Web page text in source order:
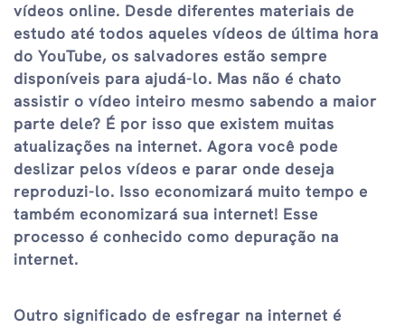
vídeos online. Desde diferentes materiais de
estudo até todos aqueles vídeos de última hora
do YouTube, os salvadores estão sempre
disponíveis para ajudá-lo. Mas não é chato
assistir o vídeo inteiro mesmo sabendo a maior
parte dele? É por isso que existem muitas
atualizações na internet. Agora você pode
deslizar pelos vídeos e parar onde deseja
reproduzi-lo. Isso economizará muito tempo e
também economizará sua internet! Esse
processo é conhecido como depuração na
internet.
Outro significado de esfregar na internet é